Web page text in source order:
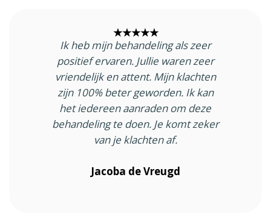
★★★★★
Ik heb mijn behandeling als zeer
positief ervaren. Jullie waren zeer
vriendelijk en attent. Mijn klachten
zijn 100% beter geworden. Ik kan
het iedereen aanraden om deze
behandeling te doen. Je komt zeker
van je klachten af.
Jacoba de Vreugd